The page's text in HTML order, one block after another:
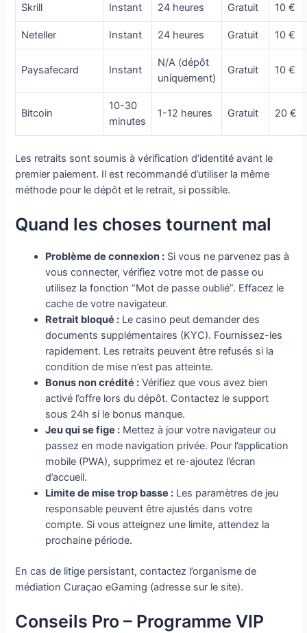
Skrill Instant 24 heures Gratuit 10 €
Neteller Instant 24 heures Gratuit 10 €
Paysafecard Instant
N/A (dépôt
uniquement)
Gratuit 10 €
Bitcoin
10-30
minutes
1-12 heures Gratuit 20 €
Les retraits sont soumis à vérification d’identité avant le
premier paiement. Il est recommandé d’utiliser la même
méthode pour le dépôt et le retrait, si possible.
Quand les choses tournent mal
Problème de connexion : Si vous ne parvenez pas à
vous connecter, vérifiez votre mot de passe ou
utilisez la fonction “Mot de passe oublié”. Effacez le
cache de votre navigateur.
Retrait bloqué : Le casino peut demander des
documents supplémentaires (KYC). Fournissez-les
rapidement. Les retraits peuvent être refusés si la
condition de mise n’est pas atteinte.
Bonus non crédité : Vérifiez que vous avez bien
activé l’offre lors du dépôt. Contactez le support
sous 24h si le bonus manque.
Jeu qui se fige : Mettez à jour votre navigateur ou
passez en mode navigation privée. Pour l’application
mobile (PWA), supprimez et re-ajoutez l’écran
d’accueil.
Limite de mise trop basse : Les paramètres de jeu
responsable peuvent être ajustés dans votre
compte. Si vous atteignez une limite, attendez la
prochaine période.
En cas de litige persistant, contactez l’organisme de
médiation Curaçao eGaming (adresse sur le site).
Conseils Pro – Programme VIP